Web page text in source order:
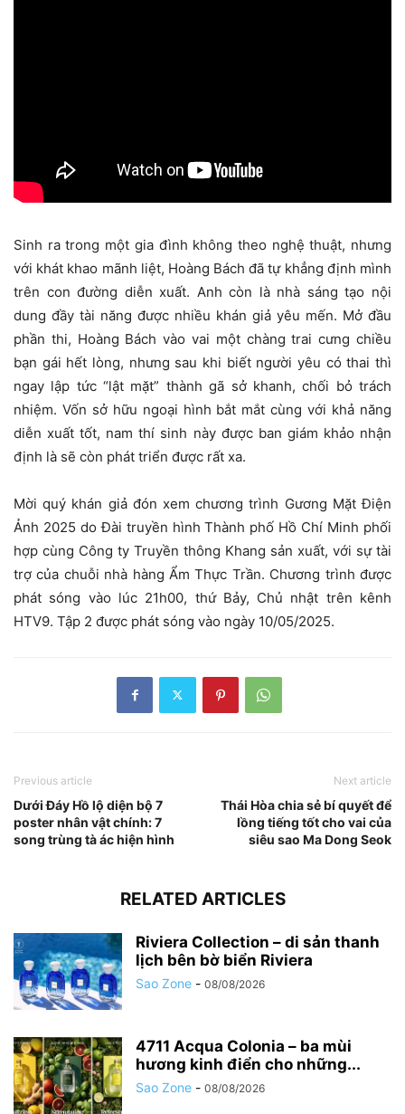
Sinh ra trong một gia đình không theo nghệ thuật, nhưng
với khát khao mãnh liệt, Hoàng Bách đã tự khẳng định mình
trên con đường diễn xuất. Anh còn là nhà sáng tạo nội
dung đầy tài năng được nhiều khán giả yêu mến. Mở đầu
phần thi, Hoàng Bách vào vai một chàng trai cưng chiều
bạn gái hết lòng, nhưng sau khi biết người yêu có thai thì
ngay lập tức “lật mặt” thành gã sở khanh, chối bỏ trách
nhiệm. Vốn sở hữu ngoại hình bắt mắt cùng với khả năng
diễn xuất tốt, nam thí sinh này được ban giám khảo nhận
định là sẽ còn phát triển được rất xa.
Mời quý khán giả đón xem chương trình Gương Mặt Điện
Ảnh 2025 do Đài truyền hình Thành phố Hồ Chí Minh phối
hợp cùng Công ty Truyền thông Khang sản xuất, với sự tài
trợ của chuỗi nhà hàng Ẩm Thực Trần. Chương trình được
phát sóng vào lúc 21h00, thứ Bảy, Chủ nhật trên kênh
HTV9. Tập 2 được phát sóng vào ngày 10/05/2025.
Previous article
Dưới Đáy Hồ lộ diện bộ 7
poster nhân vật chính: 7
song trùng tà ác hiện hình
Next article
Thái Hòa chia sẻ bí quyết để
lồng tiếng tốt cho vai của
siêu sao Ma Dong Seok
RELATED ARTICLES
Riviera Collection – di sản thanh
lịch bên bờ biển Riviera
Sao Zone - 08/08/2026
4711 Acqua Colonia – ba mùi
hương kinh điển cho những...
Sao Zone - 08/08/2026